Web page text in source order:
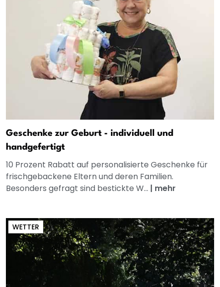
Geschenke zur Geburt - individuell und
handgefertigt
10 Prozent Rabatt auf personalisierte Geschenke für
frischgebackene Eltern und deren Familien.
Besonders gefragt sind bestickte W... | mehr
WETTER